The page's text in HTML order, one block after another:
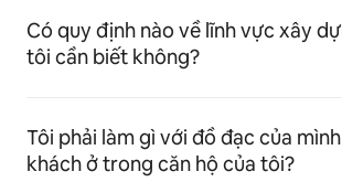
Có quy định nào về lĩnh vực xây
tôi cần biết không?
Tôi phải làm gì với đồ đạc của
khách ở trong căn hộ của tôi?